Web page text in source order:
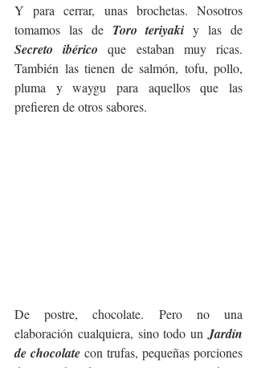
Y para cerrar, unas brochetas. Nosotros
tomamos las de Toro teriyaki
Secreto ibérico que estaban muy ricas.
También las tienen de salmón, tofu, pollo,
pluma y waygu para aquellos que las
prefieren de otros sabores.
De postre, chocolate. Pero no una
elaboración cualquiera, sino todo un Jardín
de chocolate con trufas, pequeñas porciones